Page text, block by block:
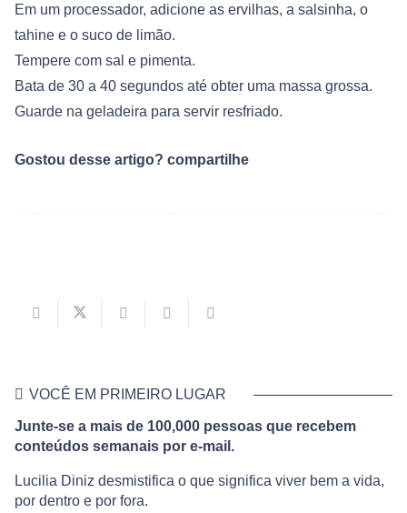
Em um processador, adicione as ervilhas, a salsinha, o
tahine e o suco de limão.
Tempere com sal e pimenta.
Bata de 30 a 40 segundos até obter uma massa grossa.
Guarde na geladeira para servir resfriado.
Gostou desse artigo? compartilhe
VOCÊ EM PRIMEIRO LUGAR
Junte-se a mais de 100,000 pessoas que recebem
conteúdos semanais por e-mail.
Lucilia Diniz desmistifica o que significa viver bem a vida,
por dentro e por fora.